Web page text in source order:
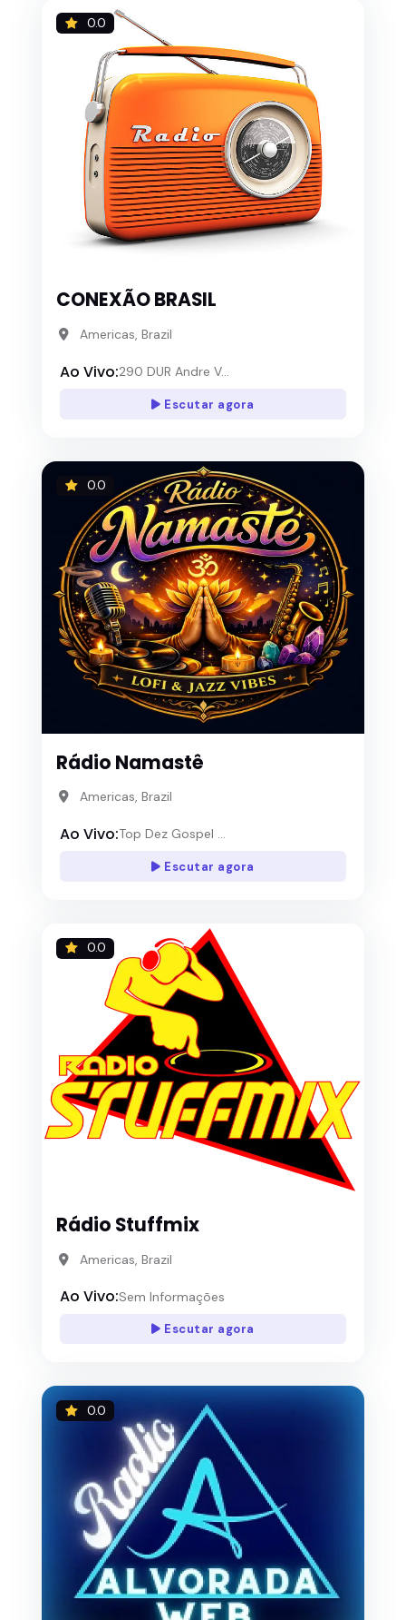
0.0
CONEXÃO BRASIL
Americas, Brazil
Ao Vivo:290 DUR Andre V...
Escutar agora
0.0
Rádio Namastê
Americas, Brazil
Ao Vivo:Top Dez Gospel ...
Escutar agora
0.0
Rádio Stuffmix
Americas, Brazil
Ao Vivo:Sem Informações
Escutar agora
0.0